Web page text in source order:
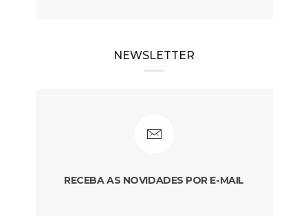
NEWSLETTER
RECEBA AS NOVIDADES POR E-MAIL